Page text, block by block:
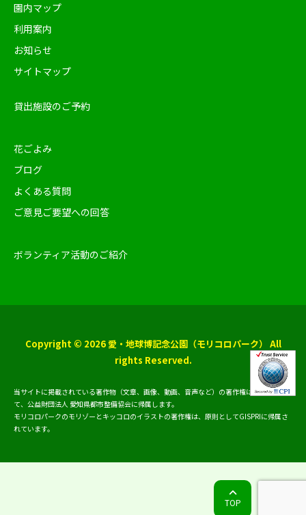
園内マップ
利用案内
お知らせ
サイトマップ
貸出施設のご予約
花ごよみ
ブログ
よくある質問
ご意見ご要望への回答
ボランティア活動のご紹介
Copyright © 2026 愛・地球博記念公園（モリコロパーク） All
rights Reserved.
当サイトに掲載されている著作物（文章、画像、動画、音声など）の著作権は、原則とし
て、公益財団法人 愛知県都市整備協会に帰属します。
モリコロパークのモリゾーとキッコロのイラストの著作権は、原則としてGISPRIに帰属さ
れています。
TOP